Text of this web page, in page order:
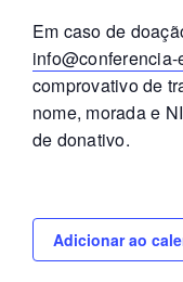
Em caso de
comprovativo de
nome, morada e
de donativo.
Adicionar ao